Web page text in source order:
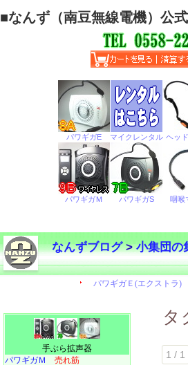
■なんず（南豆無線電機）公
なんずブログ>小集団の
タ
1 / 1
手ぶら拡声器
パワギガＭ 売れ筋